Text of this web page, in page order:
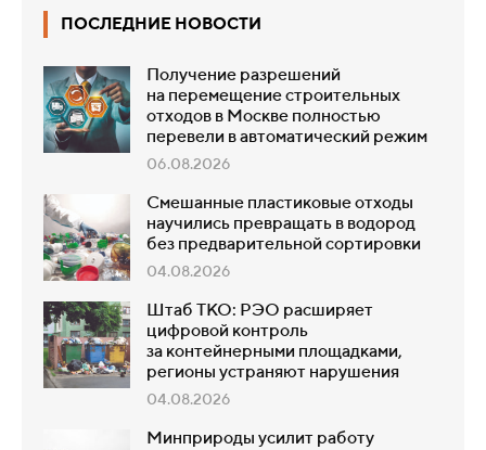
ПОСЛЕДНИЕ НОВОСТИ
Получение разрешений
на перемещение строительных
отходов в Москве полностью
перевели в автоматический режим
06.08.2026
Смешанные пластиковые отходы
научились превращать в водород
без предварительной сортировки
04.08.2026
Штаб ТКО: РЭО расширяет
цифровой контроль
за контейнерными площадками,
регионы устраняют нарушения
04.08.2026
Минприроды усилит работу